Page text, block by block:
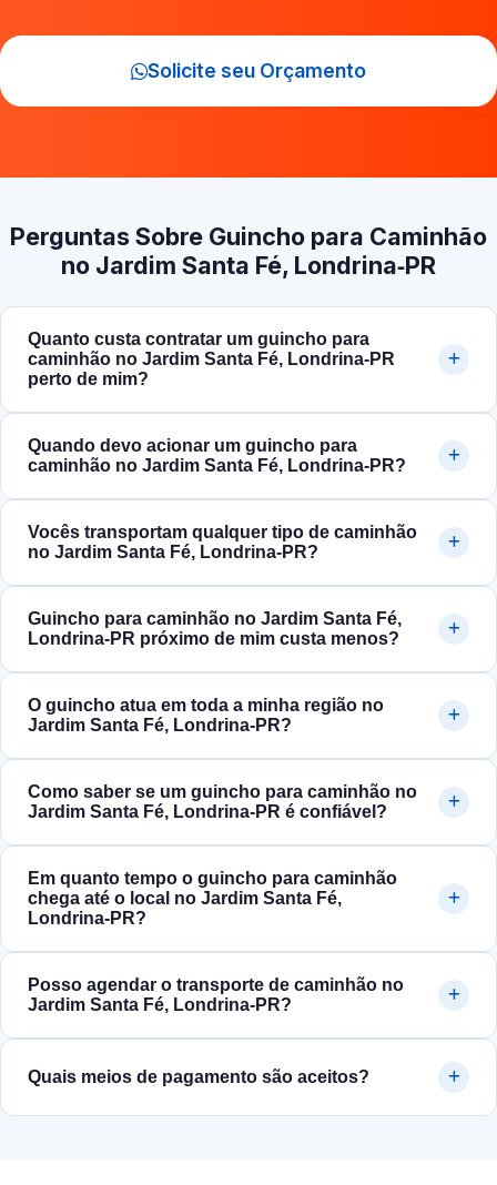
Solicite seu Orçamento
Perguntas Sobre Guincho para Caminhão
no Jardim Santa Fé, Londrina‑PR
Quanto custa contratar um guincho para
caminhão no Jardim Santa Fé, Londrina‑PR
perto de mim?
Quando devo acionar um guincho para
caminhão no Jardim Santa Fé, Londrina‑PR?
Vocês transportam qualquer tipo de caminhão
no Jardim Santa Fé, Londrina‑PR?
Guincho para caminhão no Jardim Santa Fé,
Londrina‑PR próximo de mim custa menos?
O guincho atua em toda a minha região no
Jardim Santa Fé, Londrina‑PR?
Como saber se um guincho para caminhão no
Jardim Santa Fé, Londrina‑PR é confiável?
Em quanto tempo o guincho para caminhão
chega até o local no Jardim Santa Fé,
Londrina‑PR?
Posso agendar o transporte de caminhão no
Jardim Santa Fé, Londrina‑PR?
Quais meios de pagamento são aceitos?